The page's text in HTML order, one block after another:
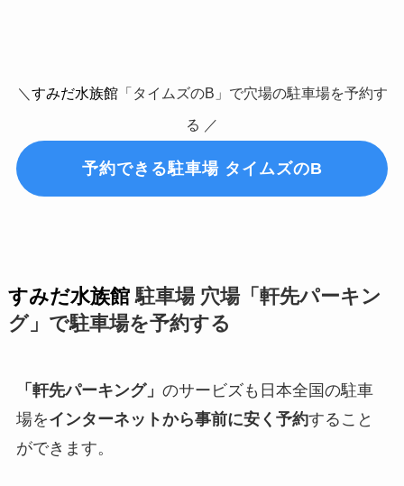
＼ すみだ水族館「タイムズのB」で穴場の駐車場を予約す
る ／
予約できる駐車場 タイムズのB
すみだ水族館駐車場 穴場「軒先パーキン
グ」で駐車場を予約する
「軒先パーキング」 のサービズも日本全国の駐車
場をインターネットから事前に安く予約すること
ができます。